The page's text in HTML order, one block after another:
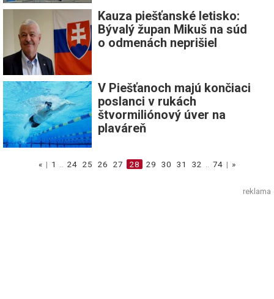
Kauza piešťanské letisko:
Bývalý župan Mikuš na súd
o odmenách neprišiel
V Piešťanoch majú končiaci
poslanci v rukách
štvormiliónový úver na
plaváreň
« | 1 24 25 26 27 28 29 30 31 32 74 | »
reklama